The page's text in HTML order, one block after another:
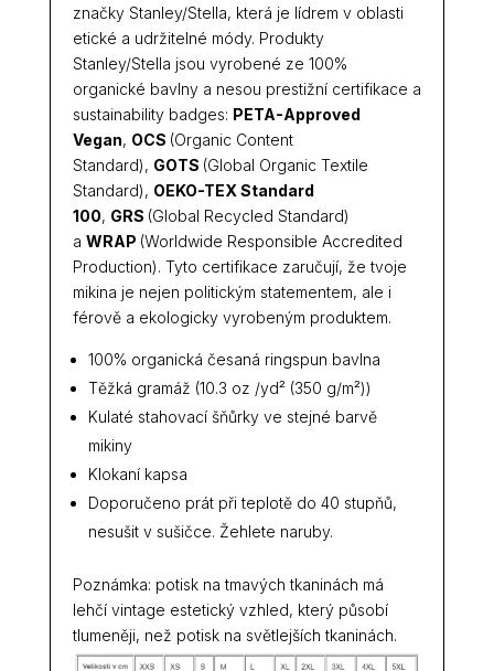
značky Stanley/Stella, která je lídrem v oblasti
etické a udržitelné módy. Produkty
Stanley/Stella jsou vyrobené ze 100%
organické bavlny a nesou prestižní certifikace a
sustainability badges: PETA-Approved
Vegan, OCS (Organic Content
Standard), GOTS (Global Organic Textile
Standard), OEKO-TEX Standard
100, GRS (Global Recycled Standard)
a WRAP (Worldwide Responsible Accredited
Production). Tyto certifikace zaručují, že tvoje
mikina je nejen politickým statementem, ale i
férově a ekologicky vyrobeným produktem.
100% organická česaná ringspun bavlna
Těžká gramáž (10.3 oz /yd² (350 g/m²))
Kulaté stahovací šňůrky ve stejné barvě
mikiny
Klokaní kapsa
Doporučeno prát při teplotě do 40 stupňů,
nesušit v sušičce. Žehlete naruby.
Poznámka: potisk na tmavých tkaninách má
lehčí vintage estetický vzhled, který působí
tlumeněji, než potisk na světlejších tkaninách.